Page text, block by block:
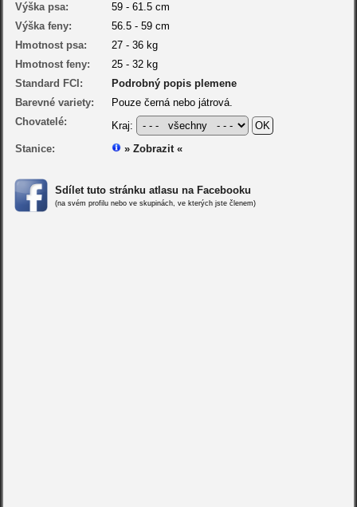
Výška psa:
59 - 61.5 cm
Výška feny:
56.5 - 59 cm
Hmotnost psa:
27 - 36 kg
Hmotnost feny:
25 - 32 kg
Standard FCI:
Podrobný popis plemene
Barevné variety:
Pouze černá nebo játrová.
Chovatelé:
Kraj:
Stanice:
» Zobrazit «
Sdílet tuto stránku atlasu na Facebooku
(na svém profilu nebo ve skupinách, ve kterých jste členem)